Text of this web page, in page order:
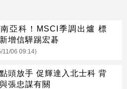
亞科！MSCI季調出爐 標
增信驊踢宏碁
11/06 09:14)
頭放手 促輝達入北士科 背
張忠謀有關